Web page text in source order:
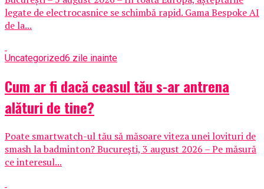
legate de electrocasnice se schimbă rapid. Gama Bespoke AI
de la...
Uncategorized6 zile inainte
Cum ar fi dacă ceasul tău s-ar antrena
alături de tine?
Poate smartwatch-ul tău să măsoare viteza unei lovituri de
smash la badminton? București, 3 august 2026 – Pe măsură
ce interesul...